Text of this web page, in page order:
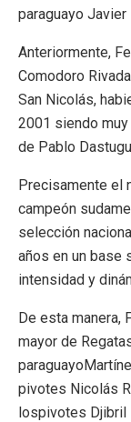
paraguayo Javier
Anteriormente,
Comodoro
San Nicolás,
2001 siendo
de Pablo
Precisamente el
campeón
selección
años en un base
intensidad y
De esta manera,
mayor de
pivotes Nicolás
lospivotes Djibril